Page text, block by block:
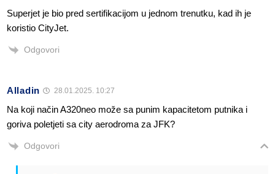
Superjet je bio pred sertifikacijom u jednom trenutku, kad ih je
koristio CityJet.
Odgovori
Alladin 28.01.2025. 10:27
Na koji način A320neo može sa punim kapacitetom putnika i
goriva poletjeti sa city aerodroma za JFK?
Odgovori